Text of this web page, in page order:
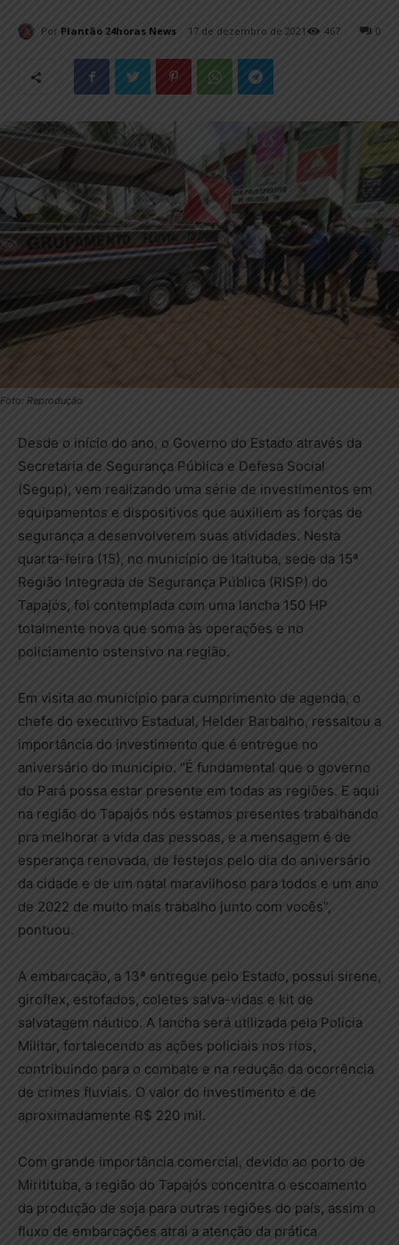
Por Plantão 24horas News 17 de dezembro de 2021 0
467
Foto: Reprodução
Desde o início do ano, o Governo do Estado através da
Secretaria de Segurança Pública e Defesa Social
(Segup), vem realizando uma série de investimentos em
equipamentos e dispositivos que auxiliem as forças de
segurança a desenvolverem suas atividades. Nesta
quarta-feira (15), no município de Itaituba, sede da 15ª
Região Integrada de Segurança Pública (RISP) do
Tapajós, foi contemplada com uma lancha 150 HP
totalmente nova que soma às operações e no
policiamento ostensivo na região.
Em visita ao município para cumprimento de agenda, o
chefe do executivo Estadual, Helder Barbalho, ressaltou a
importância do investimento que é entregue no
aniversário do município. “É fundamental que o governo
do Pará possa estar presente em todas as regiões. E aqui
na região do Tapajós nós estamos presentes trabalhando
pra melhorar a vida das pessoas, e a mensagem é de
esperança renovada, de festejos pelo dia do aniversário
da cidade e de um natal maravilhoso para todos e um ano
de 2022 de muito mais trabalho junto com vocês”,
pontuou.
A embarcação, a 13ª entregue pelo Estado, possui sirene,
giroflex, estofados, coletes salva-vidas e kit de
salvatagem náutico. A lancha será utilizada pela Polícia
Militar, fortalecendo as ações policiais nos rios,
contribuindo para o combate e na redução da ocorrência
de crimes fluviais. O valor do investimento é de
aproximadamente R$ 220 mil.
Com grande importância comercial, devido ao porto de
Miritituba, a região do Tapajós concentra o escoamento
da produção de soja para outras regiões do país, assim o
fluxo de embarcações atrai a atenção da prática